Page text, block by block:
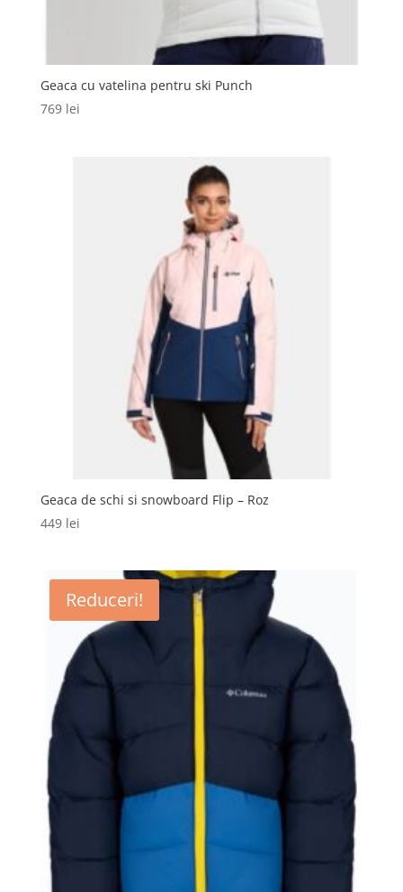
Geaca cu vatelina pentru ski Punch
769 lei
Geaca de schi si snowboard Flip – Roz
449 lei
Reduceri!